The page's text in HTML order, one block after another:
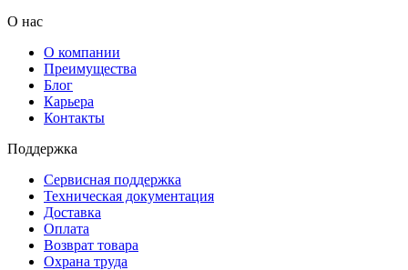
О нас
О компании
Преимущества
Блог
Карьера
Контакты
Поддержка
Сервисная поддержка
Техническая документация
Доставка
Оплата
Возврат товара
Охрана труда